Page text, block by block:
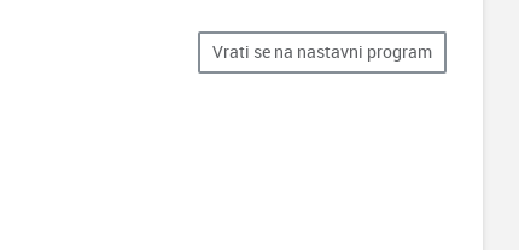
Vrati se na nastavni program